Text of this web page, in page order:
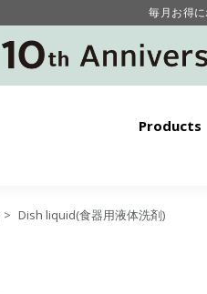
毎月お得
【重要】
毎月お得
Products
> Dish liquid(食器用液体洗剤)